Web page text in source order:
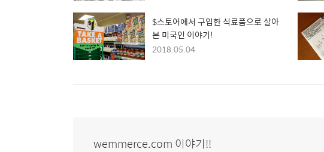
$스토어에서 구입한 식료품으로 살아
본 미국인 이야기!
2018.05.04
wemmerce.com 이야기!!